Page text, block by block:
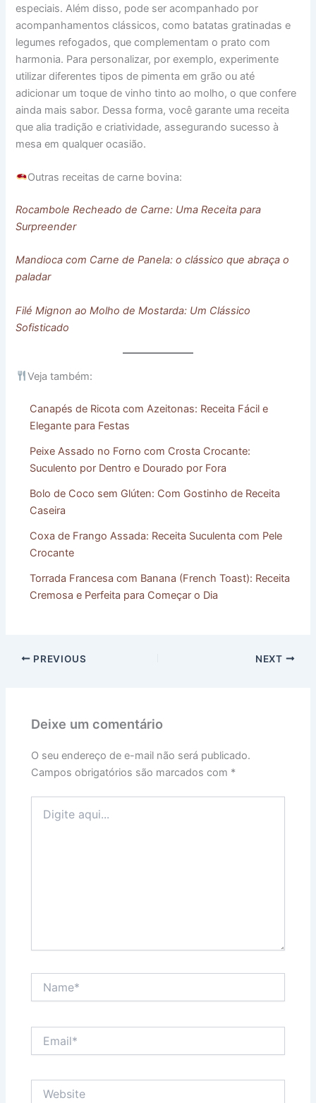
especiais. Além disso, pode ser acompanhado por
acompanhamentos clássicos, como batatas gratinadas e
legumes refogados, que complementam o prato com
harmonia. Para personalizar, por exemplo, experimente
utilizar diferentes tipos de pimenta em grão ou até
adicionar um toque de vinho tinto ao molho, o que confere
ainda mais sabor. Dessa forma, você garante uma receita
que alia tradição e criatividade, assegurando sucesso à
mesa em qualquer ocasião.
Outras receitas de carne bovina:
Rocambole Recheado de Carne: Uma Receita para
Surpreender
Mandioca com Carne de Panela: o clássico que abraça o
paladar
Filé Mignon ao Molho de Mostarda: Um Clássico
Sofisticado
Veja também:
Canapés de Ricota com Azeitonas: Receita Fácil e
Elegante para Festas
Peixe Assado no Forno com Crosta Crocante:
Suculento por Dentro e Dourado por Fora
Bolo de Coco sem Glúten: Com Gostinho de Receita
Caseira
Coxa de Frango Assada: Receita Suculenta com Pele
Crocante
Torrada Francesa com Banana (French Toast): Receita
Cremosa e Perfeita para Começar o Dia
PREVIOUS NEXT
Deixe um comentário
O seu endereço de e-mail não será publicado.
Campos obrigatórios são marcados com *
aqui...